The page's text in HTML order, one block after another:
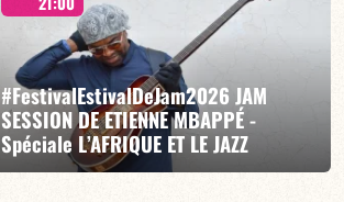
EN SAVOIR PLUS RÉSERVER
#FestivalEstivalDeJam2026 JAM
SESSION DE ETIENNE MBAPPÉ -
Spéciale L’AFRIQUE ET LE JAZZ